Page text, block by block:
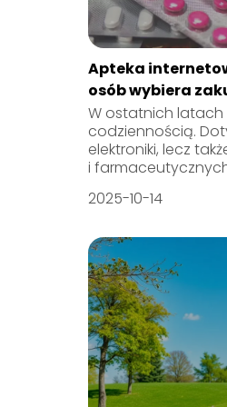
Apteka
osób wybiera
W ostatnich latach
codziennością.
elektroniki, lecz
i
2025-10-14